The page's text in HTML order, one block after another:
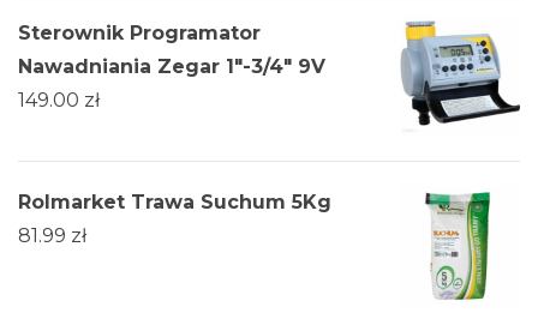
Sterownik Programator
Nawadniania Zegar 1"-3/4" 9V
149.00 zł
Rolmarket Trawa Suchum 5Kg
81.99 zł